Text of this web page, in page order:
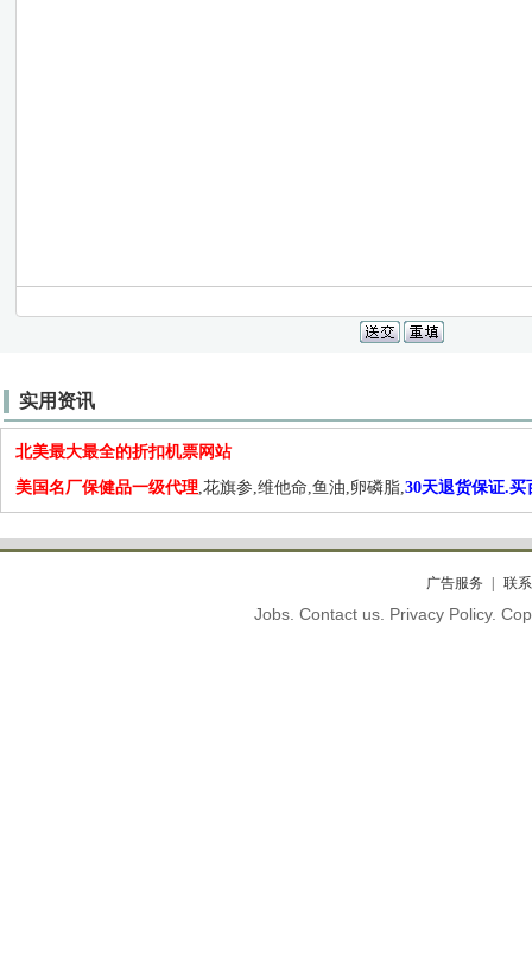
实用资讯
北美最大最全的折扣机票网站
美国名厂保健品一级代理,花旗参,维他命,鱼油,卵磷脂,30天退货保证.买
广告服务 联
Jobs. Contact us. Privacy Policy.